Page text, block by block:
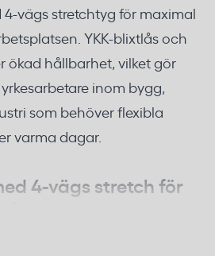
vägs stretchtyg för maximal
YKK-blixtlås och
ökad hållbarhet, vilket gör
inom bygg,
som behöver flexibla
varma dagar.
4-vägs stretch för
stretchtyget är integrerat över